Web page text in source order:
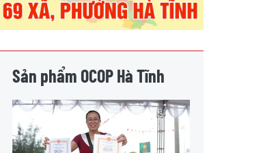
Sản phẩm OCOP Hà Tĩnh